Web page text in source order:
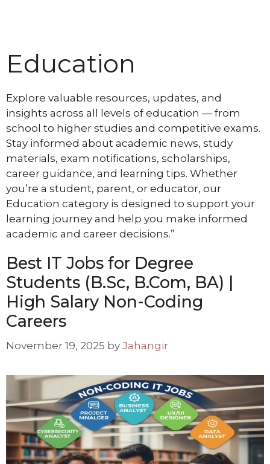
Education
Explore valuable resources, updates, and
insights across all levels of education — from
school to higher studies and competitive exams.
Stay informed about academic news, study
materials, exam notifications, scholarships,
career guidance, and learning tips. Whether
you’re a student, parent, or educator, our
Education category is designed to support your
learning journey and help you make informed
academic and career decisions.”
Best IT Jobs for Degree
Students (B.Sc, B.Com, BA) |
High Salary Non-Coding
Careers
November 19, 2025 by Jahangir